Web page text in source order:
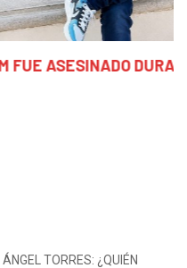
DURANTE UNA
TORRES: ¿QUIÉN